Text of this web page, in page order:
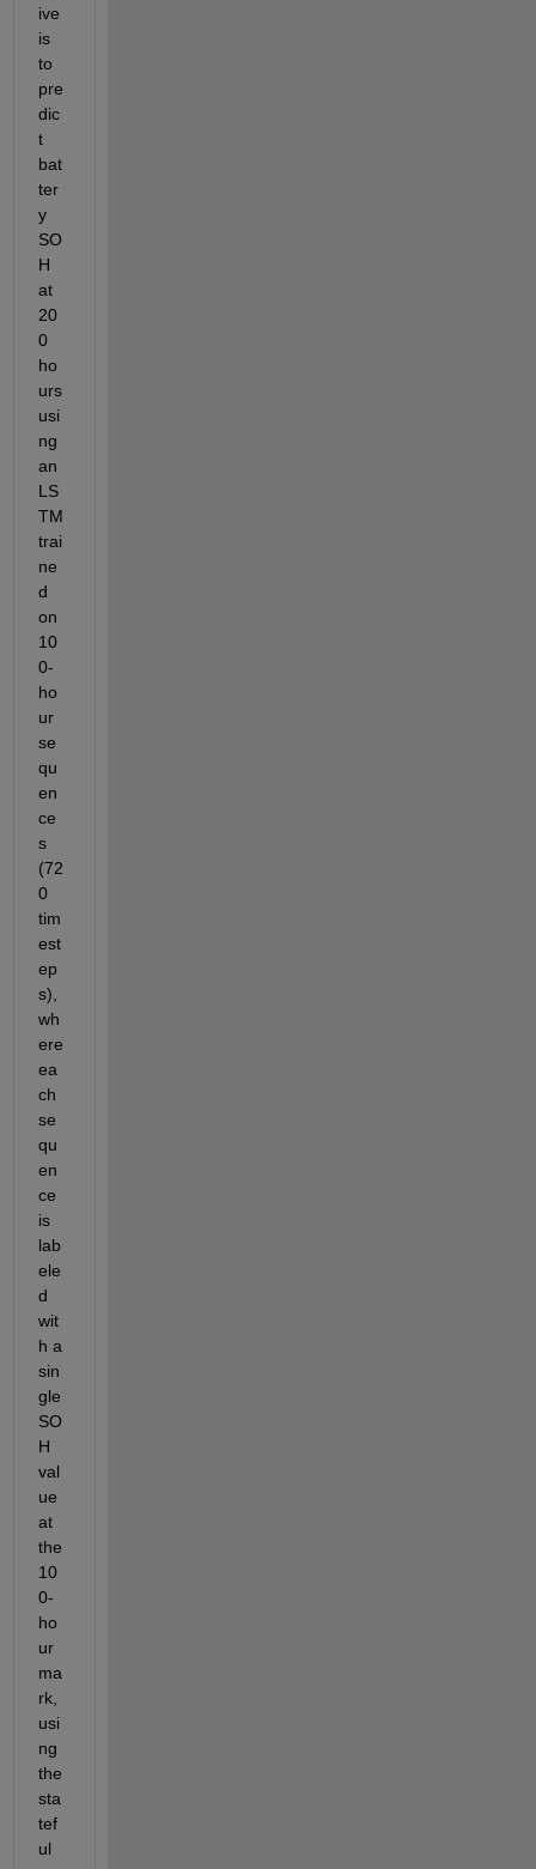
ive
is
to
pre
dic
t
bat
ter
y
SO
H
at
20
0
ho
urs
usi
ng
an
LS
TM
trai
ne
d
on
10
0-
ho
ur
se
qu
en
ce
s
(72
0
tim
est
ep
s),
wh
ere
ea
ch
se
qu
en
ce
is
lab
ele
d
wit
h a
sin
gle
SO
H
val
ue
at
the
10
0-
ho
ur
ma
rk,
usi
ng
the
sta
tef
ul